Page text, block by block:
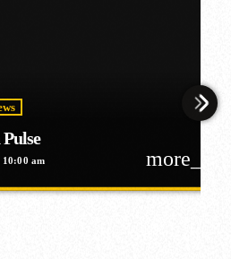
more_vert